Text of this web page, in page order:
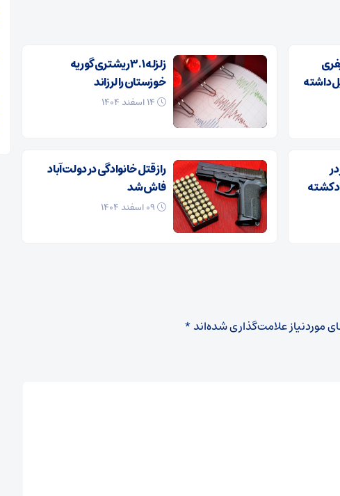
داشته
زلزله ۳.۱ ریشتری گوریه
خوزستان را لرزاند
کشته
راز قتل خانوادگی در دولت‌آباد
فاش شد
موردنیاز علامت‌گذاری شده‌اند*